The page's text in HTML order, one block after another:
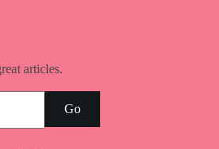
articles.
Go